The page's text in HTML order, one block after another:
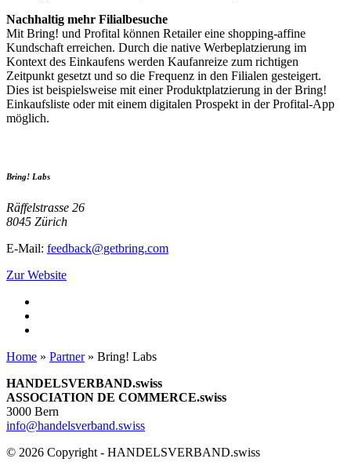
Nachhaltig mehr Filialbesuche
Mit Bring! und Profital können Retailer eine shopping-affine
Kundschaft erreichen. Durch die native Werbeplatzierung im
Kontext des Einkaufens werden Kaufanreize zum richtigen
Zeitpunkt gesetzt und so die Frequenz in den Filialen gesteigert.
Dies ist beispielsweise mit einer Produktplatzierung in der Bring!
Einkaufsliste oder mit einem digitalen Prospekt in der Profital-App
möglich.
Bring! Labs
Räffelstrasse 26
8045 Zürich
E-Mail: feedback@getbring.com
Zur Website
Home » Partner» Bring! Labs
HANDELSVERBAND.swiss
ASSOCIATION DE COMMERCE.swiss
3000 Bern
info@handelsverband.swiss
© 2026 Copyright - HANDELSVERBAND.swiss